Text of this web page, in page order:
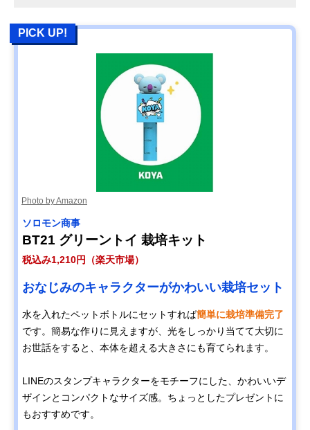
PICK UP!
Photo by Amazon
ソロモン商事
BT21 グリーントイ 栽培キット
税込み1,210円（楽天市場）
おなじみのキャラクターがかわいい栽培セット
水を入れたペットボトルにセットすれば簡単に栽培準備完了
です。簡易な作りに見えますが、光をしっかり当てて大切に
お世話をすると、本体を超える大きさにも育てられます。
LINEのスタンプキャラクターをモチーフにした、かわいいデ
ザインとコンパクトなサイズ感。ちょっとしたプレゼントに
もおすすめです。